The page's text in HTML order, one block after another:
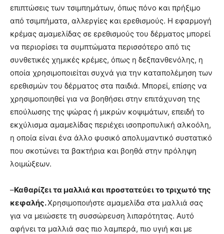
επιπτώσεις των τσιμπημάτων, όπως πόνο και πρήξιμο
από τσιμπήματα, αλλεργίες και ερεθισμούς. Η εφαρμογή
κρέμας αμαμελίδας σε ερεθισμούς του δέρματος μπορεί
να περιορίσει τα συμπτώματα περισσότερο από τις
συνθετικές χημικές κρέμες, όπως η δεξπανθενόλης, η
οποία χρησιμοποιείται συχνά για την καταπολέμηση των
ερεθισμών του δέρματος στα παιδιά. Μπορεί, επίσης να
χρησιμοποιηθεί για να βοηθήσει στην επιτάχυνση της
επούλωσης της ψώρας ή μικρών κοψιμάτων, επειδή το
εκχύλισμα αμαμελίδας περιέχει ισοπροπυλική αλκοόλη,
η οποία είναι ένα άλλο φυσικό απολυμαντικό συστατικό
που σκοτώνει τα βακτήρια και βοηθά στην πρόληψη
λοιμώξεων.
–Καθαρίζει τα μαλλιά και προστατεύει το τριχωτό της
κεφαλής.Χρησιμοποιήστε αμαμελίδα στα μαλλιά σας
για να μειώσετε τη συσσώρευση λιπαρότητας. Αυτό
αφήνει τα μαλλιά σας πιο λαμπερά, πιο υγιή και με